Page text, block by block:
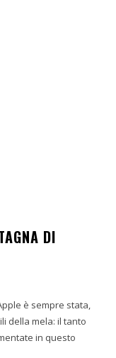
DI
è sempre stata,
della mela: il tanto